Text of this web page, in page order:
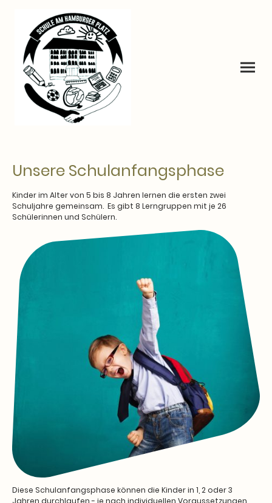
Unsere Schulanfangsphase
Kinder im Alter von 5 bis 8 Jahren lernen die ersten zwei
Schuljahre gemeinsam. Es gibt 8 Lerngruppen mit je 26
Schülerinnen und Schülern.
Diese Schulanfangsphase können die Kinder in 1, 2 oder 3
Jahren durchlaufen - je nach individuellen Voraussetzungen